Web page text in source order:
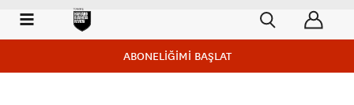
ABONELİĞİMİ BAŞLAT